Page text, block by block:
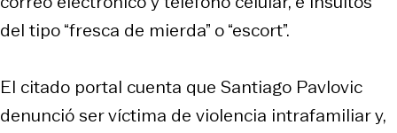
del tipo “fresca de mierda” o “escort”.
El citado portal cuenta que Santiago Pavlovic
denunció ser víctima de violencia intrafamiliar y,